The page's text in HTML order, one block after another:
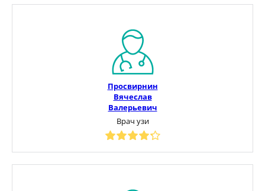
Просвирнин
Вячеслав
Валерьевич
Врач узи